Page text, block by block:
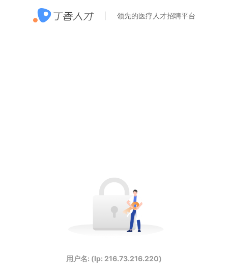
领先的医疗人才招聘平台
用户名: (Ip: 216.73.216.220)